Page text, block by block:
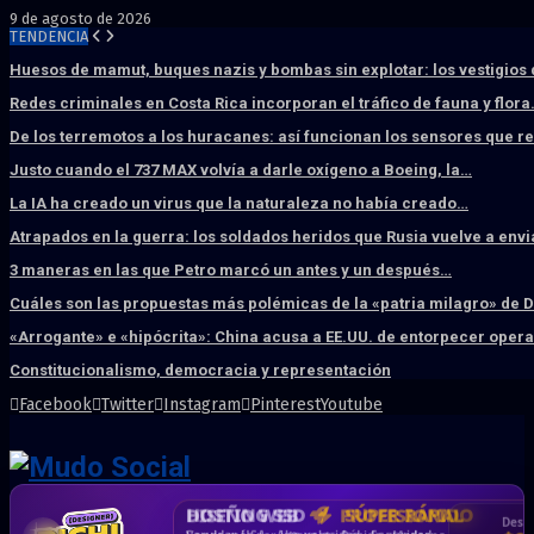
9 de agosto de 2026
TENDENCIA
Huesos de mamut, buques nazis y bombas sin explotar: los vestigios
Redes criminales en Costa Rica incorporan el tráfico de fauna y
De los terremotos a los huracanes: así funcionan los sensores que
Justo cuando el 737 MAX volvía a darle oxígeno a Boeing, la…
La IA ha creado un virus que la naturaleza no había creado…
Atrapados en la guerra: los soldados heridos que Rusia vuelve a
3 maneras en las que Petro marcó un antes y un después…
Cuáles son las propuestas más polémicas de la «patria milagro» de
«Arrogante» e «hipócrita»: China acusa a EE.UU. de entorpecer
Constitucionalismo, democracia y representación
Facebook Twitter Instagram PinterestYoutube
HOSTING SSD SÚPER RÁPIDO
DISEÑO WEB PROFESIONAL
CRM & DASHBOARD A MEDIDA
CORREO CORPORATIVO